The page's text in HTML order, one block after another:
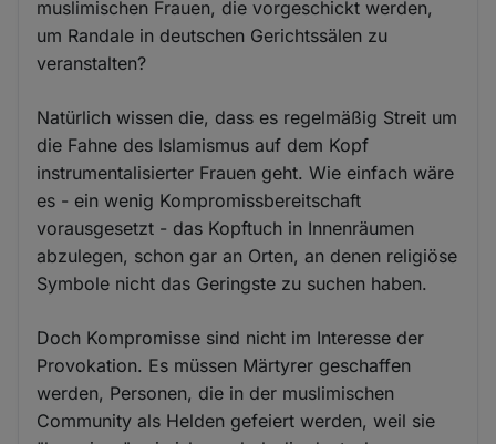
muslimischen Frauen, die vorgeschickt werden,
um Randale in deutschen Gerichtssälen zu
veranstalten?
Natürlich wissen die, dass es regelmäßig Streit um
die Fahne des Islamismus auf dem Kopf
instrumentalisierter Frauen geht. Wie einfach wäre
es - ein wenig Kompromissbereitschaft
vorausgesetzt - das Kopftuch in Innenräumen
abzulegen, schon gar an Orten, an denen religiöse
Symbole nicht das Geringste zu suchen haben.
Doch Kompromisse sind nicht im Interesse der
Provokation. Es müssen Märtyrer geschaffen
werden, Personen, die in der muslimischen
Community als Helden gefeiert werden, weil sie